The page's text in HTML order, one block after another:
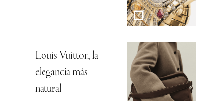
Louis Vuitton, la
elegancia más
natural